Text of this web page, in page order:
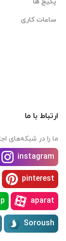
ساعات کاری
ارتباط با ما
ما را در شبکه‌های
instagram
pinterest
aparat
Soroush